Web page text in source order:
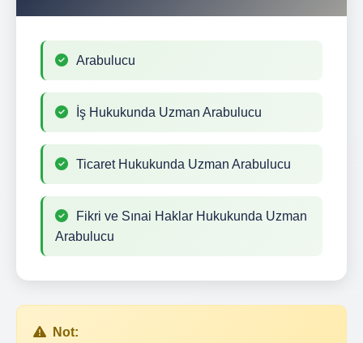
Arabulucu
İş Hukukunda Uzman Arabulucu
Ticaret Hukukunda Uzman Arabulucu
Fikri ve Sınai Haklar Hukukunda Uzman
Arabulucu
Not: